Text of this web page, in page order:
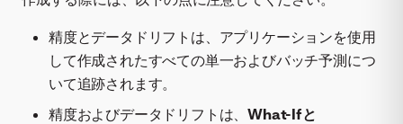
精度とデータドリフトは、アプリケーションを使用
して作成されたすべての単一およびバッチ予測につ
いて追跡されます。
精度およびデータドリフトは、What-Ifと